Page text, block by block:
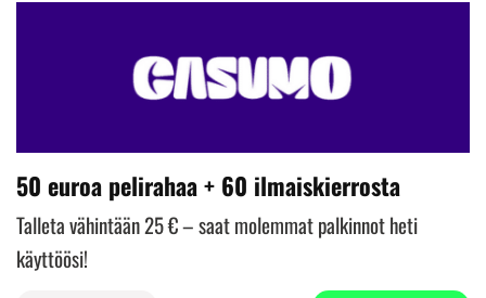
50 euroa pelirahaa + 60 ilmaiskierrosta
Talleta vähintään 25 € – saat molemmat palkinnot heti
käyttöösi!